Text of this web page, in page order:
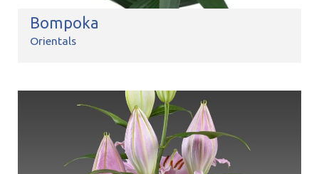
Bompoka
Orientals